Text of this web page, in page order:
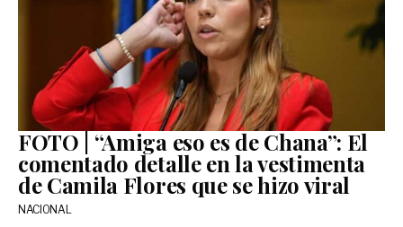
FOTO | “Amiga eso es de Chana”: El
comentado detalle en la vestimenta
de Camila Flores que se hizo viral
NACIONAL